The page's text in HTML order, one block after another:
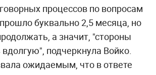
процессов по вопросам
буквально 2,5 месяца, но
а значит, "стороны
вдолгую", подчеркнула Войко.
ожидаемым, что в ответе